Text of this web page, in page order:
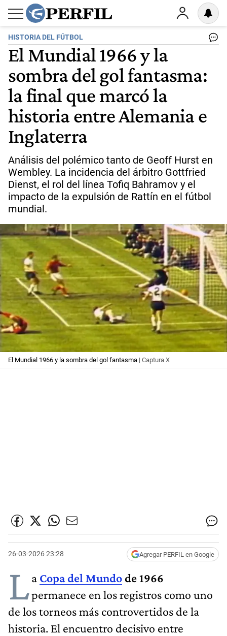
HISTORIA DEL FÚTBOL
El Mundial 1966 y la
sombra del gol fantasma:
la final que marcó la
historia entre Alemania e
Inglaterra
Análisis del polémico tanto de Geoff Hurst en
Wembley. La incidencia del árbitro Gottfried
Dienst, el rol del línea Tofiq Bahramov y el
impacto de la expulsión de Rattín en el fútbol
mundial.
El Mundial 1966 y la sombra del gol fantasma | Captura X
26-03-2026 23:28 Agregar PERFIL en Google
La Copa del Mundode 1966
permanece en los registros como uno
de los torneos más controvertidos de la
historia. El encuentro decisivo entre